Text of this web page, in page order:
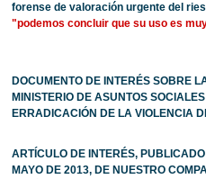
forense de valoración urgente del
"podemos concluir que su uso es
DOCUMENTO DE INTERÉS SOBRE
MINISTERIO DE ASUNTOS
ERRADICACIÓN DE LA VIOLENCIA
ARTÍCULO DE INTERÉS,
MAYO DE 2013, DE NUESTRO